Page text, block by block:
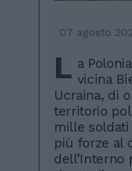
07 agosto
L a
vicina
Ucraina, di
territorio
mille
più forze al
dell’Interno